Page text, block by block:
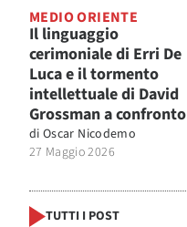
MEDIO ORIENTE
Il linguaggio
cerimoniale di Erri De
Luca e il tormento
intellettuale di David
Grossman a confronto
di Oscar Nicodemo
27 Maggio 2026
TUTTI I POST